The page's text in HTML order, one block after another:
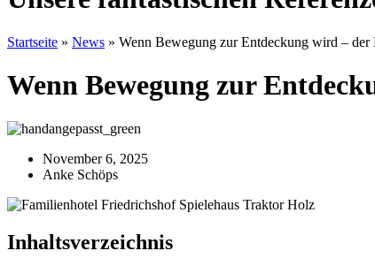
Startseite » News » Wenn Bewegung zur Entdeckung wird –
Wenn Bewegung zur
November 6, 2025
Anke Schöps
Inhaltsverzeichnis